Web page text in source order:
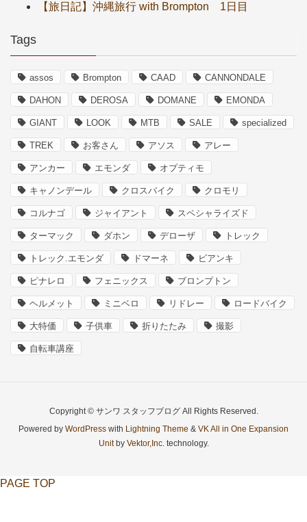
【旅日記】沖縄旅行 with Brompton 1日目
Tags
assos Brompton CAAD CANNONDALE
DAHON DEROSA DOMANE EMONDA
GIANT LOOK MTB SALE specialized
TREK お客さん アソス アレー
アンカー エモンダ オプティモ
キャノンデール クロスバイク クロモリ
コルナゴ ジャイアント スペシャライズド
ターマック ダホン デローザ トレック
トレック.エモンダ ドマーネ ビアンキ
ピナレロ フェニックス ブロンプトン
ヘルメット ミニベロ リドレー ロードバイク
大特価 子供車 折りたたみ 撮影
自転車講座
Copyright © サンワ スタッフブログ All Rights Reserved.
Powered by WordPress with Lightning Theme & VK All in One Expansion
Unitby Vektor,Inc. technology.
PAGE TOP